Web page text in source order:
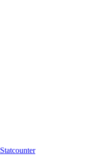
Statcounter